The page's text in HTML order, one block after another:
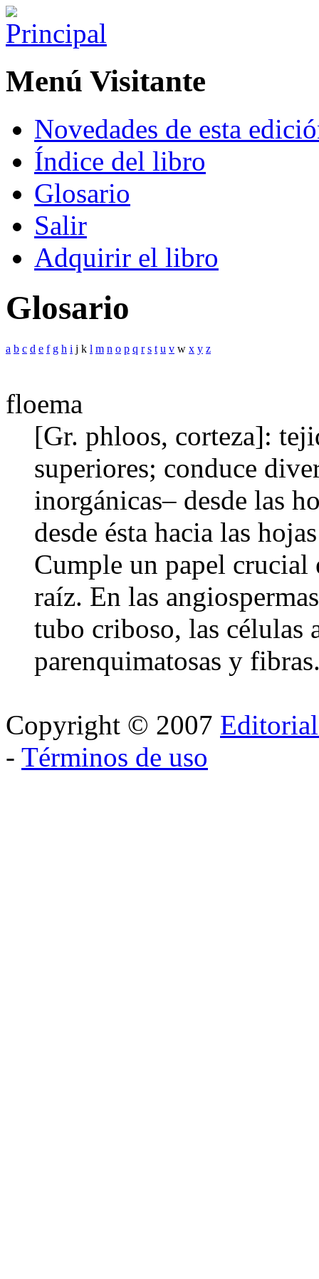
Menú Visitante
Novedades de esta
Índice del libro
Glosario
Salir
Adquirir el libro
Glosario
a b c d e f g h i j k l m n o p q r s t u v w x y z
floema
[Gr. phloos, corteza]:
superiores; conduce
inorgánicas– desde las
desde ésta hacia las
Cumple un papel crucial
raíz. En las
tubo criboso, las células
parenquimatosas y
Copyright © 2007
- Términos de uso